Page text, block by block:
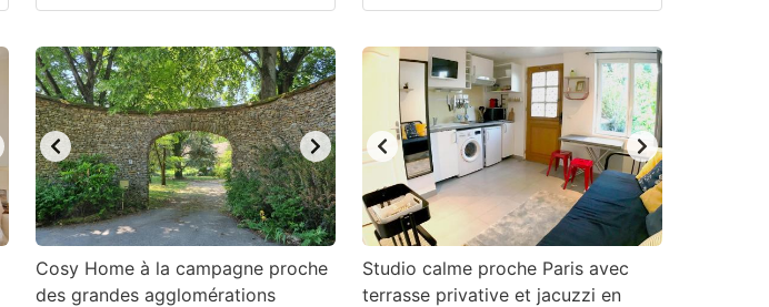
Cosy Home à la campagne proche
des grandes agglomérations
Studio calme proche Paris avec
terrasse privative et jacuzzi en